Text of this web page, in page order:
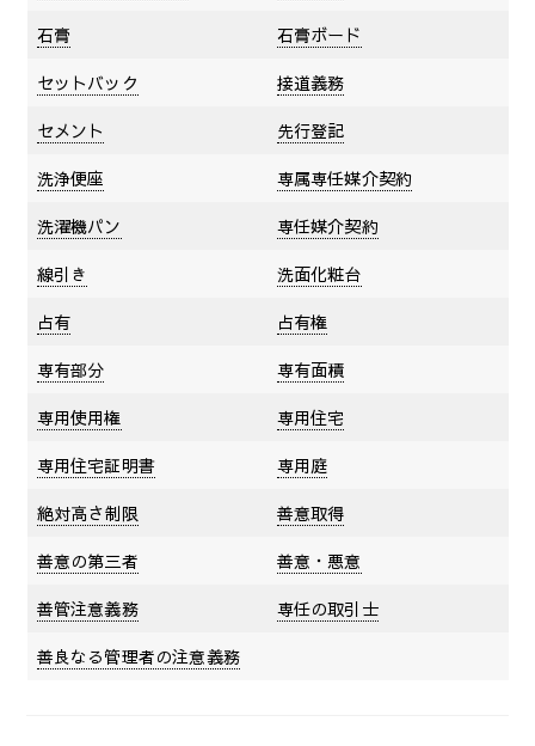
石膏
石膏ボード
セットバック
接道義務
セメント
先行登記
洗浄便座
専属専任媒介契約
洗濯機パン
専任媒介契約
線引き
洗面化粧台
占有
占有権
専有部分
専有面積
専用使用権
専用住宅
専用住宅証明書
専用庭
絶対高さ制限
善意取得
善意の第三者
善意・悪意
善管注意義務
専任の取引士
善良なる管理者の注意義務